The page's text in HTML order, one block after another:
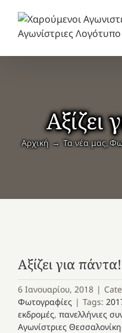
περιεχόμενο
Αξίζει
Αρχική Τα νέα μας
Αξίζει για πάντα!
6 Ιανουαρίου, 2018 |
Φωτογραφίες | Tags:
εκδρομές, πανελλήνιες
Αγωνίστριες